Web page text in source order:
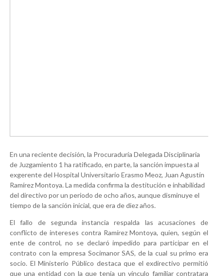
En una reciente decisión, la Procuraduría Delegada Disciplinaria
de Juzgamiento 1 ha ratificado, en parte, la sanción impuesta al
exgerente del Hospital Universitario Erasmo Meoz, Juan Agustín
Ramírez Montoya. La medida confirma la destitución e inhabilidad
del directivo por un periodo de ocho años, aunque disminuye el
tiempo de la sanción inicial, que era de diez años.
El fallo de segunda instancia respalda las acusaciones de
conflicto de intereses contra Ramírez Montoya, quien, según el
ente de control, no se declaró impedido para participar en el
contrato con la empresa Socimanor SAS, de la cual su primo era
socio. El Ministerio Público destaca que el exdirectivo permitió
que una entidad con la que tenía un vínculo familiar contratara